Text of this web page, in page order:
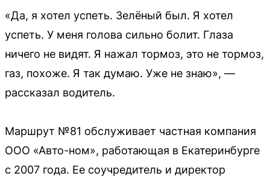
«Да, я хотел успеть. Зелёный был. Я хотел
успеть. У меня голова сильно болит. Глаза
ничего не видят. Я нажал тормоз, это не тормоз,
газ, похоже. Я так думаю. Уже не знаю», —
рассказал водитель.
Маршрут №81 обслуживает частная компания
ООО «Авто-ном», работающая в Екатеринбурге
с 2007 года. Ее соучредитель и директор